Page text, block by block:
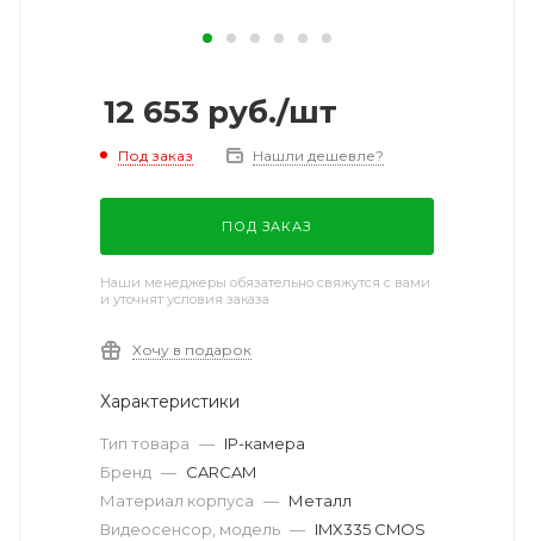
12 653 руб./шт
Под заказ Нашли дешевле?
ПОД ЗАКАЗ
Наши менеджеры обязательно свяжутся с вами
и уточнят условия заказа
Хочу в подарок
Характеристики
Тип товара — IP-камера
Бренд — CARCAM
Материал корпуса — Металл
Видеосенсор, модель — IMX335 CMOS